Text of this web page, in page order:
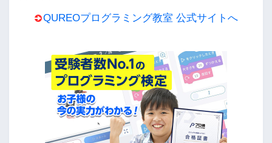
QUREOプログラミング教室 公式サイトへ